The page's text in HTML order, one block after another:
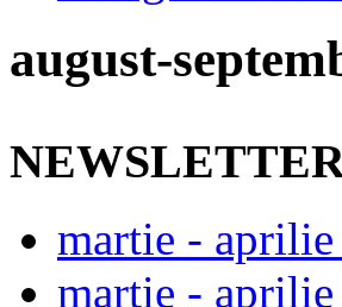
august-
martie -
martie - aprilie